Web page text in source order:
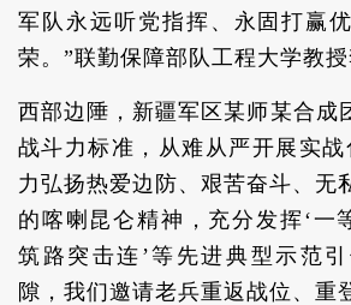
军队永远听党指挥、永固打赢
荣。”联勤保障部队工程大学教授
西部边陲，新疆军区某师某合成
战斗力标准，从难从严开展实战
力弘扬热爱边防、艰苦奋斗、无
的喀喇昆仑精神，充分发挥‘一
筑路突击连’等先进典型示范
隙，我们邀请老兵重返战位、重